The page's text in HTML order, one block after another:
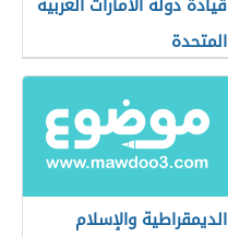
المتحدة
الديمقراطية والإسلام